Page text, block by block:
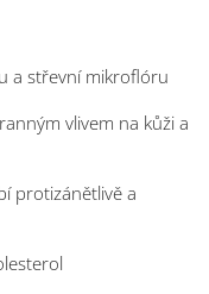
a střevní mikroflóru
vlivem na kůži a
protizánětlivě a